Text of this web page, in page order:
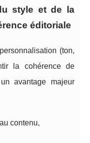
style et de la
éditoriale
(ton,
la cohérence de
avantage majeur
contenu,